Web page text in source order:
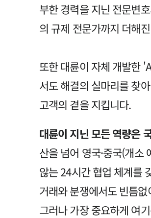
부한 경력을 지닌 전문변
의 규제 전문가까지 더해
또한 대륜이 자체 개발한
서도 해결의 실마리를 찾
고객의 곁을 지킵니다.
대륜이 지닌 모든 역량은
산을 넘어 영국·중국(개소
않는 24시간 협업 체계를
거래와 분쟁에서도 빈틈
그러나 가장 중요하게 여